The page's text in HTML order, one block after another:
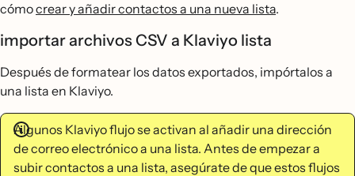
cómocrear y añadir contactos a una nueva lista.
importar archivos CSV a Klaviyo lista
Después de formatear los datos exportados, impórtalos a
una lista en Klaviyo.
Algunos Klaviyo flujo se activan al añadir una dirección
de correo electrónico a una lista. Antes de empezar a
subir contactos a una lista, asegúrate de que estos flujos